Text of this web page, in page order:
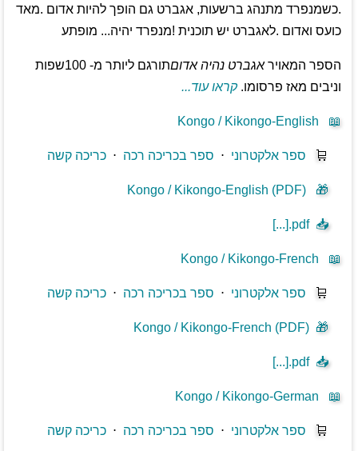
.כשמנפרד מתנהג ברשעות, אגברט גם הופך להיות אדום .מאד
כועס ואדום .לאגברט יש תוכנית !מנפרד יהיה... מופתע
הספר המאויראגברט נהיה אדום
תורגם ליותר מ- 100שפות
וניבים מאז פרסומו.קראו עוד...
📖
Kongo / Kikongo-English
🛒 ספר אלקטרוני ⋅ ספר בכריכה רכה ⋅כריכה קשה
🎁
Kongo / Kikongo-English (PDF)
📥
[...].pdf
📖
Kongo / Kikongo-French
🛒 ספר אלקטרוני ⋅ ספר בכריכה רכה ⋅כריכה קשה
🎁
Kongo / Kikongo-French (PDF)
📥
[...].pdf
📖
Kongo / Kikongo-German
🛒 ספר אלקטרוני ⋅ ספר בכריכה רכה ⋅כריכה קשה